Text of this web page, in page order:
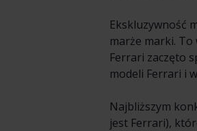
Ekskluzywność
marże marki.
Ferrari zaczęto
modeli Ferrari i
Najbliższym
jest Ferrari),